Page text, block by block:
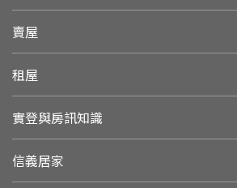
賣屋
租屋
實登與房訊知識
信義居家